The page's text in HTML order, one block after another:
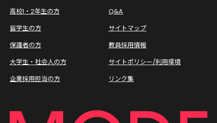
高校1・2年生の方
留学生の方
保護者の方
大学生・社会人の方
企業採用担当の方
Q&A
サイトマップ
教員採用情報
サイトポリシー/利用環境
リンク集